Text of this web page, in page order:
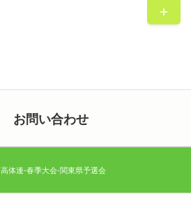
お問い合わせ
高体連-春季大会-関東県予選会
Toggle